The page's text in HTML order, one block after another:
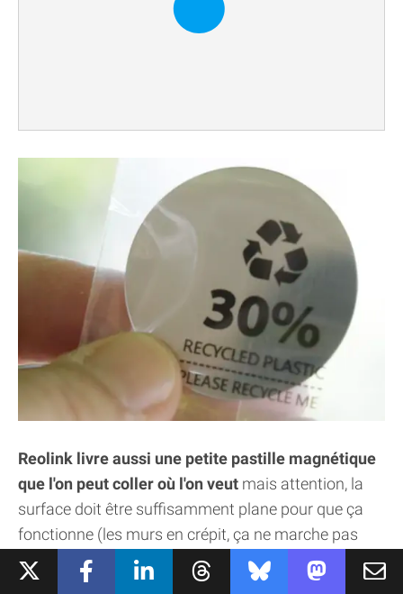
Reolink livre aussi une petite pastille magnétique
que l'on peut coller où l'on veut mais attention, la
surface doit être suffisamment plane pour que ça
fonctionne (les murs en crépit, ça ne marche pas
très bien !)